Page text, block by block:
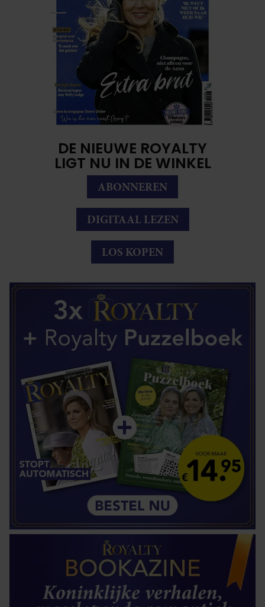
DE NIEUWE ROYALTY
LIGT NU IN DE WINKEL
ABONNEREN
DIGITAAL LEZEN
LOS KOPEN